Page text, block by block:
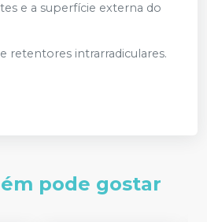
e a superfície externa do
retentores intrarradiculares.
pode gostar